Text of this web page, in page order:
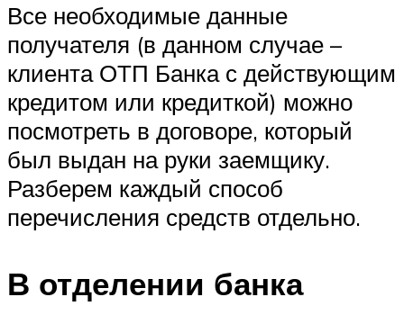
Все необходимые данные
получателя (в данном случае –
клиента ОТП Банка с действующим
кредитом или кредиткой) можно
посмотреть в договоре, который
был выдан на руки заемщику.
Разберем каждый способ
перечисления средств отдельно.
В отделении банка